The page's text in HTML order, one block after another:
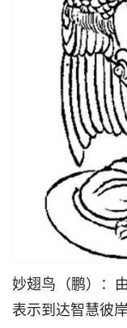
妙翅鸟（鹏）：
表示到达智慧彼岸